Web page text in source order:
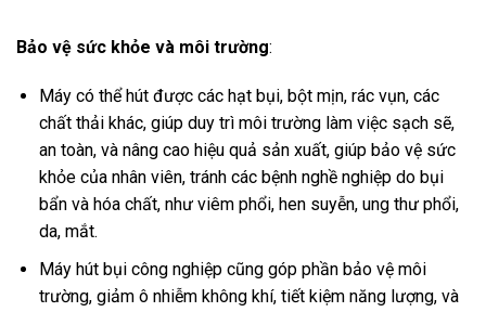
Bảo vệ sức khỏe và môi trường:
Máy có thể hút được các hạt bụi, bột mịn, rác vụn, các
chất thải khác, giúp duy trì môi trường làm việc sạch sẽ,
an toàn, và nâng cao hiệu quả sản xuất, giúp bảo vệ sức
khỏe của nhân viên, tránh các bệnh nghề nghiệp do bụi
bẩn và hóa chất, như viêm phổi, hen suyễn, ung thư phổi,
da, mắt.
Máy hút bụi công nghiệp cũng góp phần bảo vệ môi
trường, giảm ô nhiễm không khí, tiết kiệm năng lượng, và